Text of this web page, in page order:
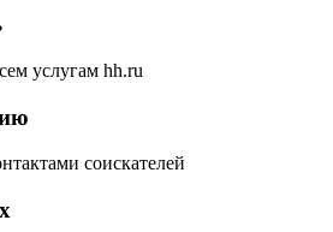
услугам hh.ru
соискателей